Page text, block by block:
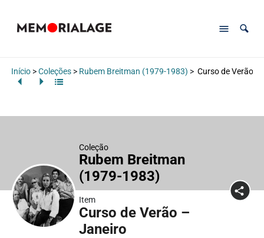
Início>Coleções> Rubem Breitman (1979-1983) > Curso de Verão –
Coleção
Rubem Breitman
(1979-1983)
Item
Curso de Verão –
Janeiro